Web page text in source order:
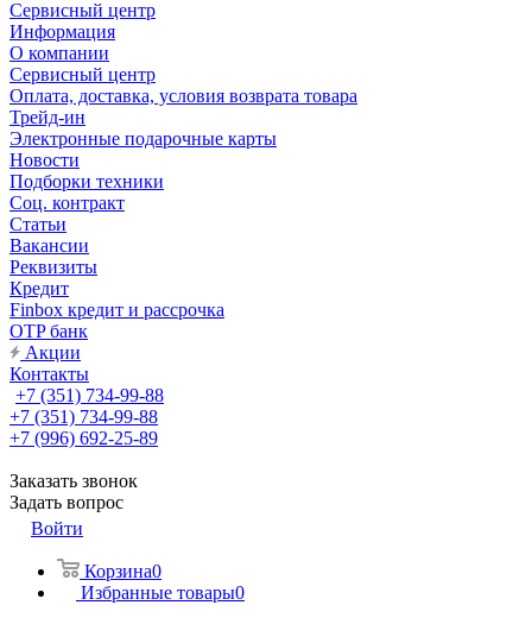
Сервисный центр
Информация
О компании
Сервисный центр
Оплата, доставка, условия возврата товара
Трейд-ин
Электронные подарочные карты
Новости
Подборки техники
Соц. контракт
Статьи
Вакансии
Реквизиты
Кредит
Finbox кредит и рассрочка
OTP банк
Акции
Контакты
+7 (351) 734-99-88
+7 (351) 734-99-88
+7 (996) 692-25-89
Заказать звонок
Задать вопрос
Войти
Корзина0
Избранные товары0